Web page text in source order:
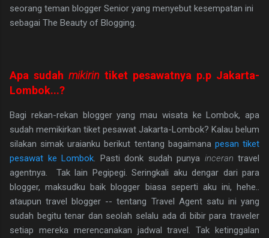
seorang teman blogger Senior yang menyebut kesempatan ini
sebagai The Beauty of Blogging.
Apa sudah mikirin tiket pesawatnya p.p Jakarta-
Lombok...?
Bagi rekan-rekan blogger yang mau wisata ke Lombok, apa
sudah memikirkan tiket pesawat Jakarta-Lombok? Kalau belum
silakan simak uraianku berikut tentang bagaimana pesan tiket
pesawat ke Lombok . Pasti donk sudah punya inceran travel
agentnya. Tak lain Pegipegi. Seringkali aku dengar dari para
blogger, maksudku baik blogger biasa seperti aku ini, hehe..
ataupun travel blogger -- tentang Travel Agent satu ini yang
sudah begitu tenar dan seolah selalu ada di bibir para traveler
setiap mereka merencanakan jadwal travel. Tak ketinggalan